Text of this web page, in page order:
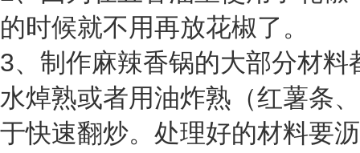
的时候就不用再放花椒了。
3、制作麻辣香锅的大部分材料
水焯熟或者用油炸熟（红薯条
于快速翻炒。处理好的材料要